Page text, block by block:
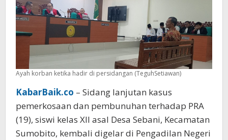
Ayah korban ketika hadir di persidangan (TeguhSetiawan)
KabarBaik.co – Sidang lanjutan kasus
pemerkosaan dan pembunuhan terhadap PRA
(19), siswi kelas XII asal Desa Sebani, Kecamatan
Sumobito, kembali digelar di Pengadilan Negeri